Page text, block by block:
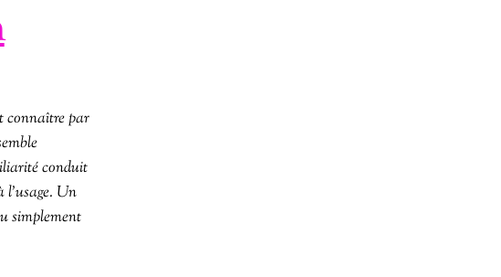
connaître par
conduit
l’usage. Un
simplement